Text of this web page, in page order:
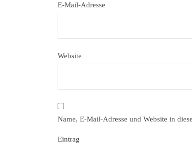
E-Mail-Adresse
Website
Name, E-Mail-Adresse und Website in
Eintrag